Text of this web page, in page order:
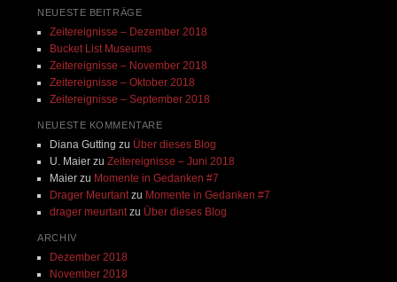
NEUESTE BEITRÄGE
Zeitereignisse – Dezember 2018
Bucket List Museums
Zeitereignisse – November 2018
Zeitereignisse – Oktober 2018
Zeitereignisse – September 2018
NEUESTE KOMMENTARE
Diana Gutting zu Über dieses Blog
U. Maierzu Zeitereignisse – Juni 2018
Maierzu Momente in Gedanken #7
Drager Meurtantzu Momente in Gedanken #7
drager meurtantzu Über dieses Blog
ARCHIV
Dezember 2018
November 2018